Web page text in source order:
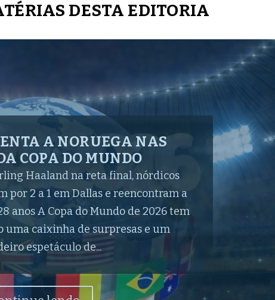
DESTA EDITORIA
JAPÃO DE VIRADA POR 2 A
DOMINGO PELAS
OITAVAS
garantem a vitória da Seleção
após um primeiro tempo sonolento;
aguarda o vencedor de Noruega e
com o coração na boca e na base
perseverança....